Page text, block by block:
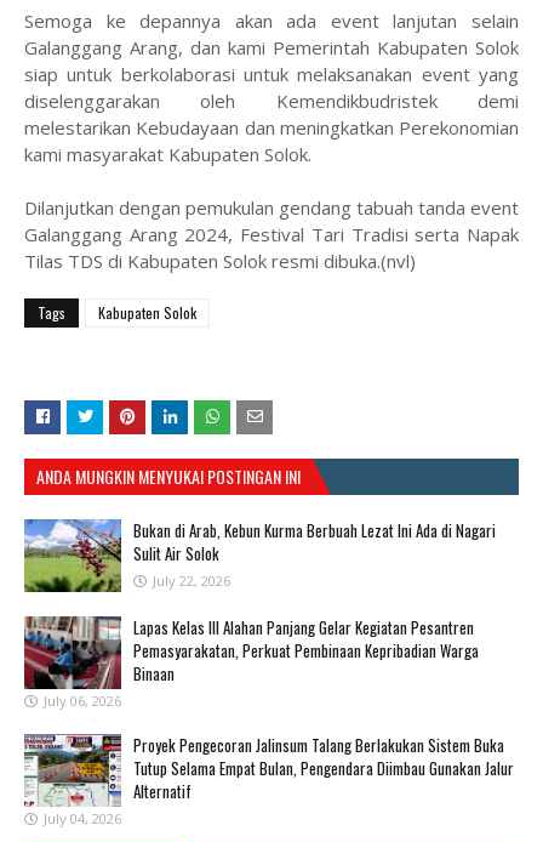
Semoga ke depannya akan ada event lanjutan selain
Galanggang Arang, dan kami Pemerintah Kabupaten Solok
siap untuk berkolaborasi untuk melaksanakan event yang
diselenggarakan oleh Kemendikbudristek demi
melestarikan Kebudayaan dan meningkatkan Perekonomian
kami masyarakat Kabupaten Solok.
Dilanjutkan dengan pemukulan gendang tabuah tanda event
Galanggang Arang 2024, Festival Tari Tradisi serta Napak
Tilas TDS di Kabupaten Solok resmi dibuka.(nvl)
Tags Kabupaten Solok
ANDA MUNGKIN MENYUKAI POSTINGAN INI
Bukan di Arab, Kebun Kurma Berbuah Lezat Ini Ada di Nagari
Sulit Air Solok
July 22, 2026
Lapas Kelas III Alahan Panjang Gelar Kegiatan Pesantren
Pemasyarakatan, Perkuat Pembinaan Kepribadian Warga
Binaan
July 06, 2026
Proyek Pengecoran Jalinsum Talang Berlakukan Sistem Buka
Tutup Selama Empat Bulan, Pengendara Diimbau Gunakan Jalur
Alternatif
July 04, 2026